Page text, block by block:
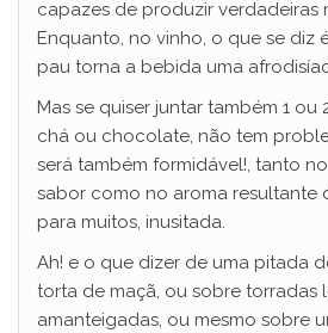
capazes de produzir verdadeiras
Enquanto, no vinho, o que se diz
pau torna a bebida uma
Mas se quiser juntar também 1 ou
chá ou chocolate, não tem
será também formidável!, tanto
sabor como no aroma resultante
para muitos, inusitada.
Ah! e o que dizer de uma pitada
torta de maçã, ou sobre torradas
amanteigadas, ou mesmo sobre